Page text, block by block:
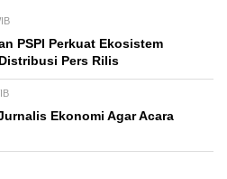
PSPI Perkuat Ekosistem
Pers Rilis
Ekonomi Agar Acara